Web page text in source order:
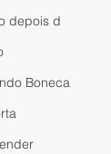
depois d
Boneca